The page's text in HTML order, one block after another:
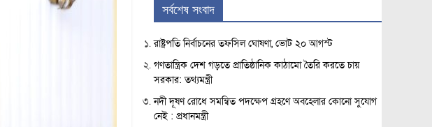
সর্বশেষ সংবাদ
রাষ্ট্রপতি নির্বাচনের তফসিল ঘোষণা, ভোট ২০ আগস্ট
গণতান্ত্রিক দেশ গড়তে প্রাতিষ্ঠানিক কাঠামো তৈরি করতে চায়
সরকার: তথ্যমন্ত্রী
নদী দূষণ রোধে সমন্বিত পদক্ষেপ গ্রহণে অবহেলার কোনো সুযোগ
নেই : প্রধানমন্ত্রী